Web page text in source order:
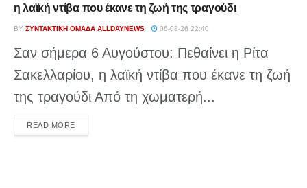
η λαϊκή ντίβα που έκανε τη ζωή της τραγούδι
BY ΣΥΝΤΑΚΤΙΚΉ ΟΜΆΔΑ ALLDAYNEWS 06-08-26 22:40
Σαν σήμερα 6 Αυγούστου: Πεθαίνει η Ρίτα
Σακελλαρίου, η λαϊκή ντίβα που έκανε τη ζωή
της τραγούδι Από τη χωματερή...
READ MOREDETAILS